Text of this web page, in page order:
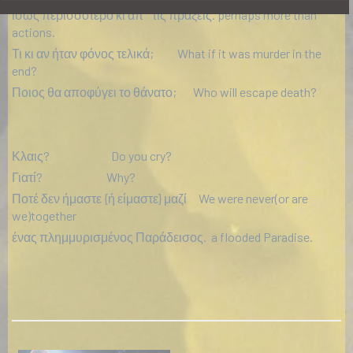
ίσως περισσότερο κι απ ΄ τις πράξεις. perhaps more than
actions.
Τι κι αν ήταν φόνος τελικά; What if it was murder in the
end?
Ποιος θα αποφύγει το θάνατο; Who will escape death?
Κλαις? Do you cry?
Γιατί? Why?
Ποτέ δεν ήμαστε {ή είμαστε} μαζί We were never(or are
we)together
ένας πλημμυρισμένος Παράδεισος. a flooded Paradise.